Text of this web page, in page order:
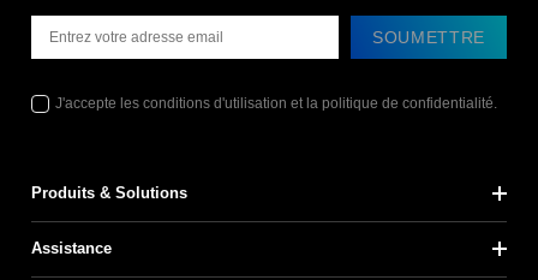
Produits & Solutions
Assistance
SOUMETTRE
J'accepte les conditions d'utilisation et la politique de confidentialité.